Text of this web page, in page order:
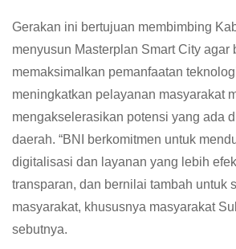
Gerakan ini bertujuan membimbing
menyusun Masterplan Smart City agar
memaksimalkan pemanfaatan
meningkatkan pelayanan masyarakat
mengakselerasikan potensi yang ada
daerah. “BNI berkomitmen untuk
digitalisasi dan layanan yang lebih
transparan, dan bernilai tambah untuk
masyarakat, khususnya masyarakat
sebutnya.